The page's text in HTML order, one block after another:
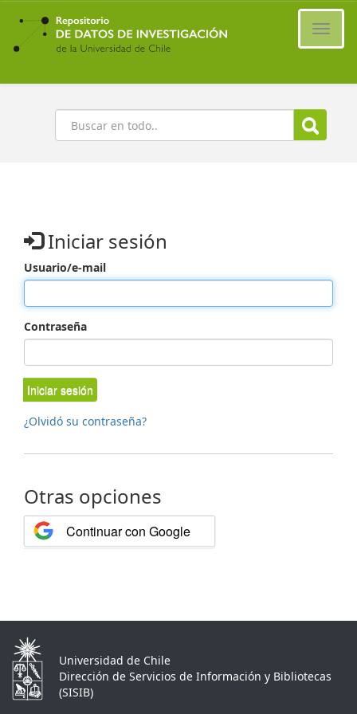
Ir
contenido
principal
Buscar
Iniciar sesión
Usuario/e-mail
Contraseña
Iniciar sesión
¿Olvidó su contraseña?
Otras opciones
Continuar con Google
Universidad de Chile
Dirección de Servicios de Información y Bibliotecas
(SISIB)